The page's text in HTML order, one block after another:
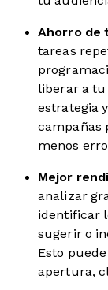
Ahorro de
tareas
liberar a tu
estrategia
campañas
menos
Mejor
analizar
identificar
sugerir o
Esto
apertura,